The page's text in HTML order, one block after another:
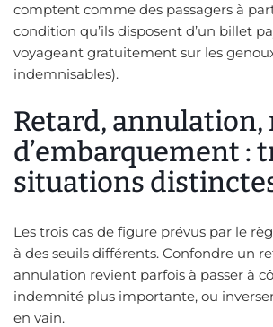
comptent comme des passagers à
condition qu’ils disposent d’un billet
voyageant gratuitement sur les
indemnisables).
Retard, annulation,
d’embarquement :
situations
Les trois cas de figure prévus par le
à des seuils différents. Confondre un
annulation revient parfois à passer à
indemnité plus importante, ou
en vain.